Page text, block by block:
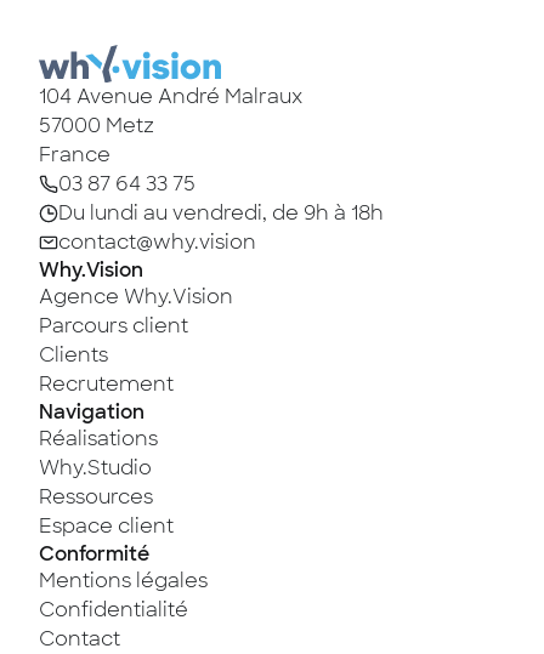
104 Avenue André Malraux
57000 Metz
France
03 87 64 33 75
Du lundi au vendredi, de 9h à 18h
contact@why.vision
Why.Vision
Agence Why.Vision
Parcours client
Clients
Recrutement
Navigation
Réalisations
Why.Studio
Ressources
Espace client
Conformité
Mentions légales
Confidentialité
Contact